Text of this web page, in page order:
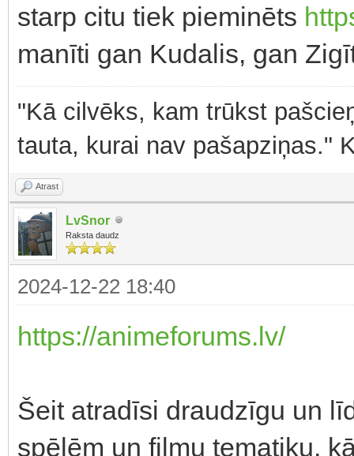
starp citu tiek pieminēts
manīti gan Kudalis, gan
"Kā cilvēks, kam trūkst
tauta, kurai nav pašapziņas."
Atrast
LvSnor
Raksta daudz
2024-12-22 18:40
https://animeforums.lv/
Šeit atradīsi draudzīgu un
spēlēm un filmu tematiku,